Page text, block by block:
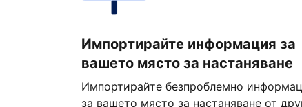
Импортирайте информация за
вашето място за настаняване
Импортирайте безпроблемно
за вашето място за настаняване от